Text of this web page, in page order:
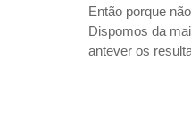
Então porque
Dispomos da
antever os